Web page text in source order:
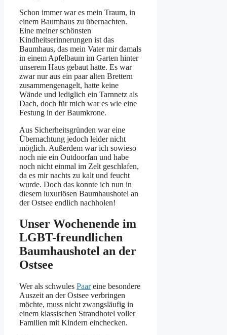
Schon immer war es mein Traum, in
einem Baumhaus zu übernachten.
Eine meiner schönsten
Kindheitserinnerungen ist das
Baumhaus, das mein Vater mir damals
in einem Apfelbaum im Garten hinter
unserem Haus gebaut hatte. Es war
zwar nur aus ein paar alten Brettern
zusammengenagelt, hatte keine
Wände und lediglich ein Tarnnetz als
Dach, doch für mich war es wie eine
Festung in der Baumkrone.
Aus Sicherheitsgründen war eine
Übernachtung jedoch leider nicht
möglich. Außerdem war ich sowieso
noch nie ein Outdoorfan und habe
noch nicht einmal im Zelt geschlafen,
da es mir nachts zu kalt und feucht
wurde. Doch das konnte ich nun in
diesem luxuriösen Baumhaushotel an
der Ostsee endlich nachholen!
Unser Wochenende im
LGBT-freundlichen
Baumhaushotel an der
Ostsee
Wer als schwules Paareine besondere
Auszeit an der Ostsee verbringen
möchte, muss nicht zwangsläufig in
einem klassischen Strandhotel voller
Familien mit Kindern einchecken.